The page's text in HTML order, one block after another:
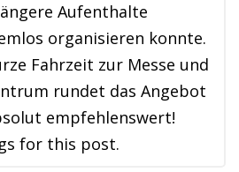
Aufenthalte
organisieren konnte.
Fahrzeit zur Messe und
rundet das Angebot
empfehlenswert!
for this post.